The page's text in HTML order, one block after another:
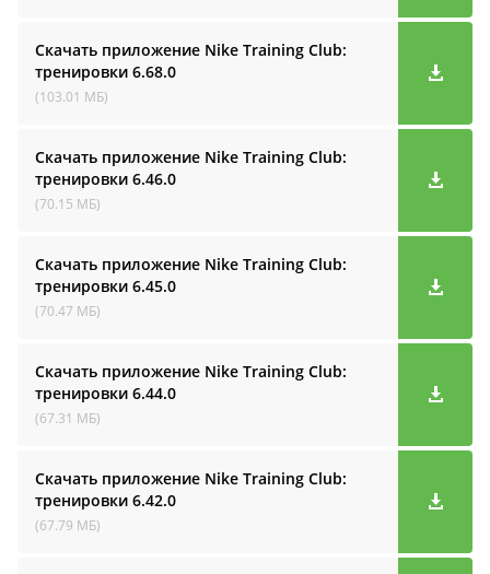
Скачать приложение Nike Training Club:
тренировки 6.68.0
(103.01 МБ)
Скачать приложение Nike Training Club:
тренировки 6.46.0
(70.15 МБ)
Скачать приложение Nike Training Club:
тренировки 6.45.0
(70.47 МБ)
Скачать приложение Nike Training Club:
тренировки 6.44.0
(67.31 МБ)
Скачать приложение Nike Training Club:
тренировки 6.42.0
(67.79 МБ)